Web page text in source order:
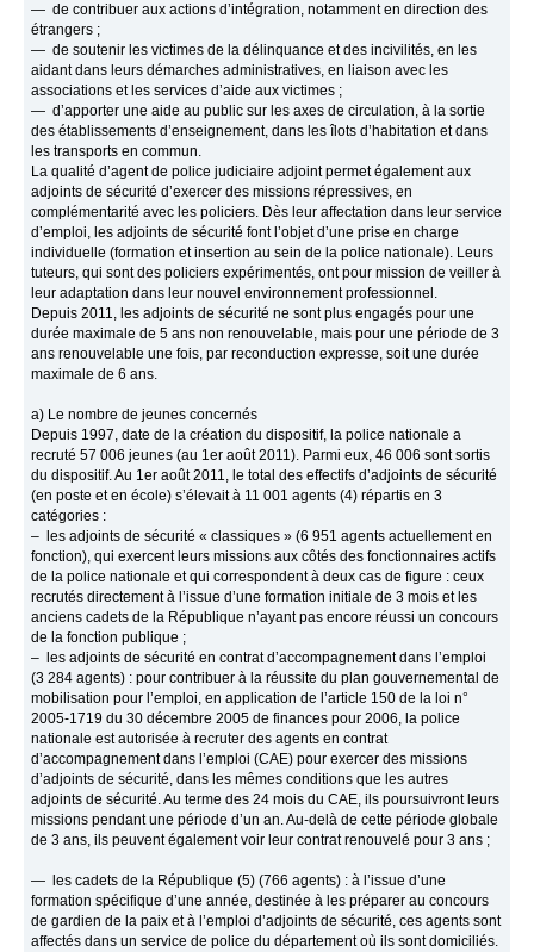
— de contribuer aux actions d’intégration, notamment en direction des
étrangers ;
— de soutenir les victimes de la délinquance et des incivilités, en les
aidant dans leurs démarches administratives, en liaison avec les
associations et les services d’aide aux victimes ;
— d’apporter une aide au public sur les axes de circulation, à la sortie
des établissements d’enseignement, dans les îlots d’habitation et dans
les transports en commun.
La qualité d’agent de police judiciaire adjoint permet également aux
adjoints de sécurité d’exercer des missions répressives, en
complémentarité avec les policiers. Dès leur affectation dans leur service
d’emploi, les adjoints de sécurité font l’objet d’une prise en charge
individuelle (formation et insertion au sein de la police nationale). Leurs
tuteurs, qui sont des policiers expérimentés, ont pour mission de veiller à
leur adaptation dans leur nouvel environnement professionnel.
Depuis 2011, les adjoints de sécurité ne sont plus engagés pour une
durée maximale de 5 ans non renouvelable, mais pour une période de 3
ans renouvelable une fois, par reconduction expresse, soit une durée
maximale de 6 ans.
a) Le nombre de jeunes concernés
Depuis 1997, date de la création du dispositif, la police nationale a
recruté 57 006 jeunes (au 1er août 2011). Parmi eux, 46 006 sont sortis
du dispositif. Au 1er août 2011, le total des effectifs d’adjoints de sécurité
(en poste et en école) s’élevait à 11 001 agents (4) répartis en 3
catégories :
– les adjoints de sécurité « classiques » (6 951 agents actuellement en
fonction), qui exercent leurs missions aux côtés des fonctionnaires actifs
de la police nationale et qui correspondent à deux cas de figure : ceux
recrutés directement à l’issue d’une formation initiale de 3 mois et les
anciens cadets de la République n’ayant pas encore réussi un concours
de la fonction publique ;
– les adjoints de sécurité en contrat d’accompagnement dans l’emploi
(3 284 agents) : pour contribuer à la réussite du plan gouvernemental de
mobilisation pour l’emploi, en application de l’article 150 de la loi n°
2005-1719 du 30 décembre 2005 de finances pour 2006, la police
nationale est autorisée à recruter des agents en contrat
d’accompagnement dans l’emploi (CAE) pour exercer des missions
d’adjoints de sécurité, dans les mêmes conditions que les autres
adjoints de sécurité. Au terme des 24 mois du CAE, ils poursuivront leurs
missions pendant une période d’un an. Au-delà de cette période globale
de 3 ans, ils peuvent également voir leur contrat renouvelé pour 3 ans ;
— les cadets de la République (5) (766 agents) : à l’issue d’une
formation spécifique d’une année, destinée à les préparer au concours
de gardien de la paix et à l’emploi d’adjoints de sécurité, ces agents sont
affectés dans un service de police du département où ils sont domiciliés.